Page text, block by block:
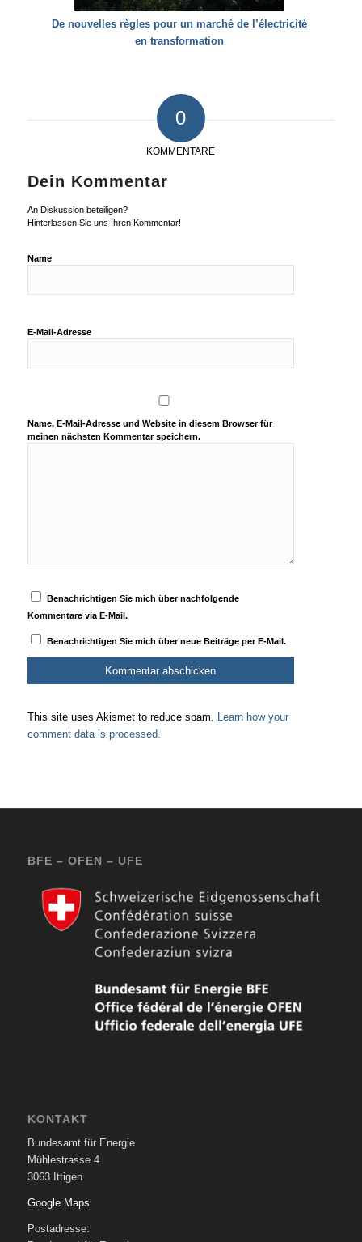
De nouvelles règles pour un marché de l’électricité
en transformation
0
KOMMENTARE
Dein Kommentar
An Diskussion beteiligen?
Hinterlassen Sie uns Ihren Kommentar!
Name
E-Mail-Adresse
Name, E-Mail-Adresse und Website in diesem Browser für
meinen nächsten Kommentar speichern.
Benachrichtigen Sie mich über nachfolgende
Kommentare via E-Mail.
Benachrichtigen Sie mich über neue Beiträge per E-Mail.
This site uses Akismet to reduce spam. Learn how your
comment data is processed.
BFE – OFEN – UFE
KONTAKT
Bundesamt für Energie
Mühlestrasse 4
3063 Ittigen
Google Maps
Postadresse: